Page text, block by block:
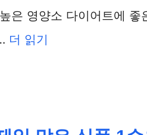
은 영양소 다이어트에
더 읽기